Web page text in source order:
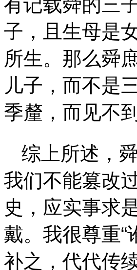
有记载舜的三
子，且生母是
所生。那么舜
儿子，而不是
季釐，而见不
综上所述，
我们不能篡改
史，应实事求
戴。我很尊重
补之，代代传